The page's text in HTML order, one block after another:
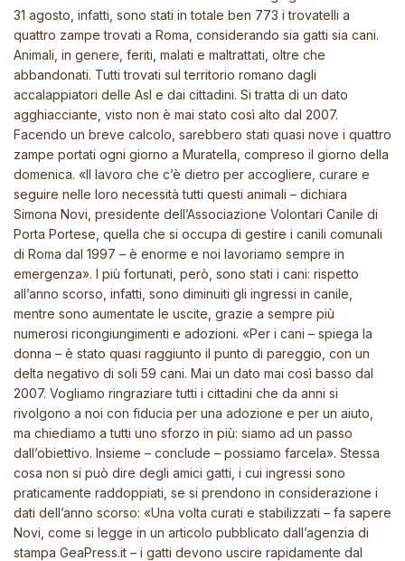
31 agosto, infatti, sono stati in totale ben 773 i trovatelli a
quattro zampe trovati a Roma, considerando sia gatti sia cani.
Animali, in genere, feriti, malati e maltrattati, oltre che
abbandonati. Tutti trovati sul territorio romano dagli
accalappiatori delle Asl e dai cittadini. Si tratta di un dato
agghiacciante, visto non è mai stato così alto dal 2007.
Facendo un breve calcolo, sarebbero stati quasi nove i quattro
zampe portati ogni giorno a Muratella, compreso il giorno della
domenica. «Il lavoro che c’è dietro per accogliere, curare e
seguire nelle loro necessità tutti questi animali – dichiara
Simona Novi, presidente dell’Associazione Volontari Canile di
Porta Portese, quella che si occupa di gestire i canili comunali
di Roma dal 1997 – è enorme e noi lavoriamo sempre in
emergenza». I più fortunati, però, sono stati i cani: rispetto
all’anno scorso, infatti, sono diminuiti gli ingressi in canile,
mentre sono aumentate le uscite, grazie a sempre più
numerosi ricongiungimenti e adozioni. «Per i cani – spiega la
donna – è stato quasi raggiunto il punto di pareggio, con un
delta negativo di soli 59 cani. Mai un dato mai così basso dal
2007. Vogliamo ringraziare tutti i cittadini che da anni si
rivolgono a noi con fiducia per una adozione e per un aiuto,
ma chiediamo a tutti uno sforzo in più: siamo ad un passo
dall’obiettivo. Insieme – conclude – possiamo farcela». Stessa
cosa non si può dire degli amici gatti, i cui ingressi sono
praticamente raddoppiati, se si prendono in considerazione i
dati dell’anno scorso: «Una volta curati e stabilizzati – fa sapere
Novi, come si legge in un articolo pubblicato dall’agenzia di
stampa GeaPress.it – i gatti devono uscire rapidamente dal